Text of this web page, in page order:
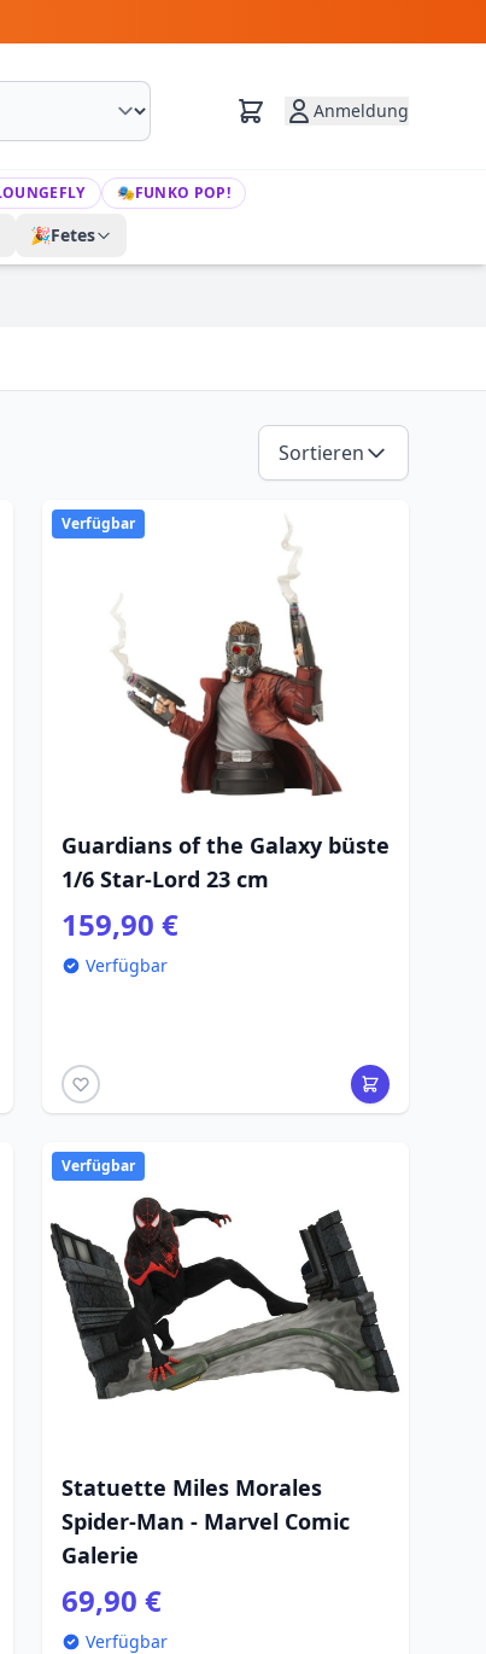
Anmeldung
🎭FUNKO POP!
🎉Fetes
Sortieren
Verfügbar
Guardians of the Galaxy büste
1/6 Star-Lord 23 cm
159,90 €
Verfügbar
Verfügbar
Statuette Miles Morales
Spider-Man - Marvel Comic
Galerie
69,90 €
Verfügbar